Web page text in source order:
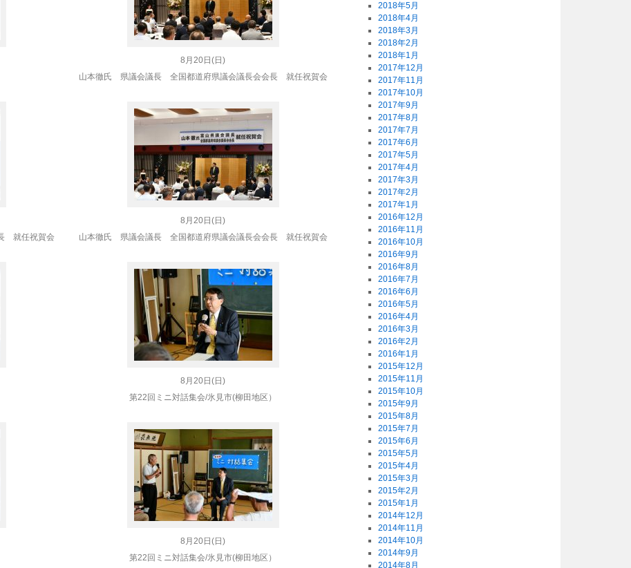
8月20日(日)
山本徹氏 県議会議長 全国都道府県議会議長会会長 就任祝賀会
就任祝賀会
8月20日(日)
山本徹氏 県議会議長 全国都道府県議会議長会会長 就任祝賀会
8月20日(日)
第22回ミニ対話集会/氷見市(柳田地区）
8月20日(日)
第22回ミニ対話集会/氷見市(柳田地区）
2018年5月
2018年4月
2018年3月
2018年2月
2018年1月
2017年12月
2017年11月
2017年10月
2017年9月
2017年8月
2017年7月
2017年6月
2017年5月
2017年4月
2017年3月
2017年2月
2017年1月
2016年12月
2016年11月
2016年10月
2016年9月
2016年8月
2016年7月
2016年6月
2016年5月
2016年4月
2016年3月
2016年2月
2016年1月
2015年12月
2015年11月
2015年10月
2015年9月
2015年8月
2015年7月
2015年6月
2015年5月
2015年4月
2015年3月
2015年2月
2015年1月
2014年12月
2014年11月
2014年10月
2014年9月
2014年8月